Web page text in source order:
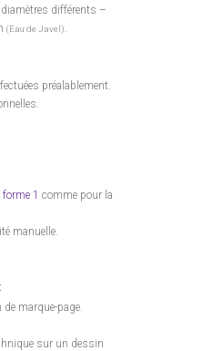
différents –
(Eau de Javel).
préalablement.
forme 1 comme pour la
manuelle.
de marque-page.
sur un dessin